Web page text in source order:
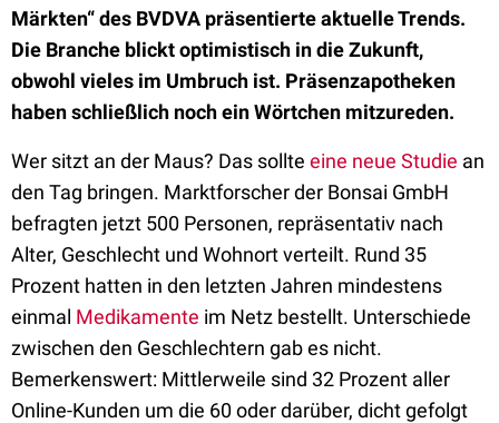
Märkten“ des BVDVA präsentierte aktuelle Trends.
Die Branche blickt optimistisch in die Zukunft,
obwohl vieles im Umbruch ist. Präsenzapotheken
haben schließlich noch ein Wörtchen mitzureden.
Wer sitzt an der Maus? Das sollte eine neue Studie an
den Tag bringen. Marktforscher der Bonsai GmbH
befragten jetzt 500 Personen, repräsentativ nach
Alter, Geschlecht und Wohnort verteilt. Rund 35
Prozent hatten in den letzten Jahren mindestens
einmal Medikamente im Netz bestellt. Unterschiede
zwischen den Geschlechtern gab es nicht.
Bemerkenswert: Mittlerweile sind 32 Prozent aller
Online-Kunden um die 60 oder darüber, dicht gefolgt